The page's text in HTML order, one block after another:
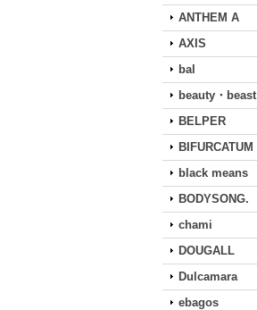
ANTHEM A
AXIS
bal
beauty・beast
BELPER
BIFURCATUM
black means
BODYSONG.
chami
DOUGALL
Dulcamara
ebagos